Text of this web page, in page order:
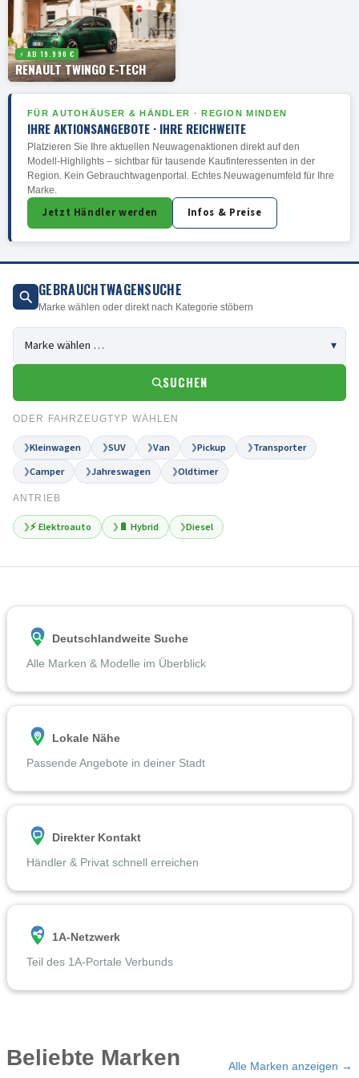
⚡ AB 19.990 €
RENAULT TWINGO E-TECH
FÜR AUTOHÄUSER & HÄNDLER · REGION MINDEN
IHRE AKTIONSANGEBOTE · IHRE REICHWEITE
Platzieren Sie Ihre aktuellen Neuwagenaktionen direkt auf den
Modell-Highlights – sichtbar für tausende Kaufinteressenten in der
Region. Kein Gebrauchtwagenportal. Echtes Neuwagenumfeld für Ihre
Marke.
Jetzt Händler werden Infos & Preise
GEBRAUCHTWAGENSUCHE
Marke wählen oder direkt nach Kategorie stöbern
SUCHEN
ODER FAHRZEUGTYP WÄHLEN
❯Kleinwagen ❯SUV ❯Van ❯Pickup ❯Transporter
❯Camper ❯Jahreswagen ❯Oldtimer
ANTRIEB
❯⚡ Elektroauto ❯ 🔋 Hybrid ❯Diesel
Deutschlandweite Suche
Alle Marken & Modelle im Überblick
Lokale Nähe
Passende Angebote in deiner Stadt
Direkter Kontakt
Händler & Privat schnell erreichen
1A-Netzwerk
Teil des 1A-Portale Verbunds
Beliebte Marken Alle Marken anzeigen →